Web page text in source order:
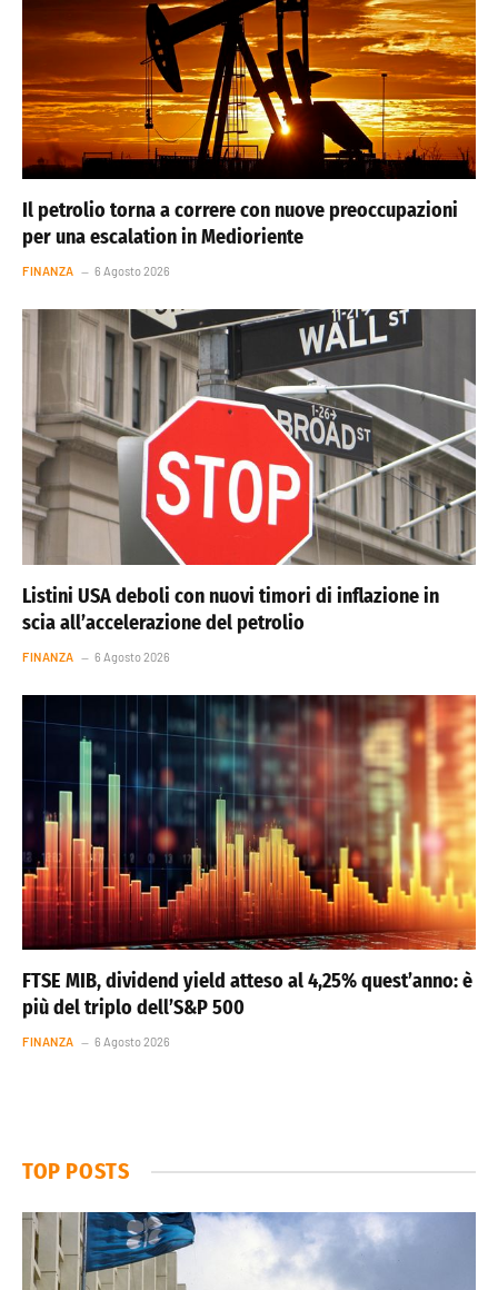
Il petrolio torna a correre con nuove preoccupazioni
per una escalation in Medioriente
FINANZA 6 Agosto 2026
Listini USA deboli con nuovi timori di inflazione in
scia all’accelerazione del petrolio
FINANZA 6 Agosto 2026
FTSE MIB, dividend yield atteso al 4,25% quest’anno: è
più del triplo dell’S&P 500
FINANZA 6 Agosto 2026
TOP POSTS